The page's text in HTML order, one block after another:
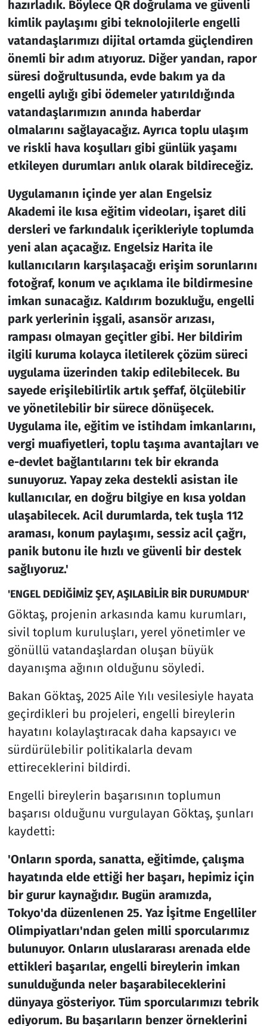
hazırladık. Böylece QR doğrulama ve güvenli
kimlik paylaşımı gibi teknolojilerle engelli
vatandaşlarımızı dijital ortamda güçlendiren
önemli bir adım atıyoruz. Diğer yandan, rapor
süresi doğrultusunda, evde bakım ya da
engelli aylığı gibi ödemeler yatırıldığında
vatandaşlarımızın anında haberdar
olmalarını sağlayacağız. Ayrıca toplu ulaşım
ve riskli hava koşulları gibi günlük yaşamı
etkileyen durumları anlık olarak bildireceğiz.
Uygulamanın içinde yer alan Engelsiz
Akademi ile kısa eğitim videoları, işaret dili
dersleri ve farkındalık içerikleriyle toplumda
yeni alan açacağız. Engelsiz Harita ile
kullanıcıların karşılaşacağı erişim sorunlarını
fotoğraf, konum ve açıklama ile bildirmesine
imkan sunacağız. Kaldırım bozukluğu, engelli
park yerlerinin işgali, asansör arızası,
rampası olmayan geçitler gibi. Her bildirim
ilgili kuruma kolayca iletilerek çözüm süreci
uygulama üzerinden takip edilebilecek. Bu
sayede erişilebilirlik artık şeffaf, ölçülebilir
ve yönetilebilir bir sürece dönüşecek.
Uygulama ile, eğitim ve istihdam imkanlarını,
vergi muafiyetleri, toplu taşıma avantajları ve
e-devlet bağlantılarını tek bir ekranda
sunuyoruz. Yapay zeka destekli asistan ile
kullanıcılar, en doğru bilgiye en kısa yoldan
ulaşabilecek. Acil durumlarda, tek tuşla 112
araması, konum paylaşımı, sessiz acil çağrı,
panik butonu ile hızlı ve güvenli bir destek
sağlıyoruz.'
'ENGEL DEDİĞİMİZ ŞEY, AŞILABİLİR BİR DURUMDUR'
Göktaş, projenin arkasında kamu kurumları,
sivil toplum kuruluşları, yerel yönetimler ve
gönüllü vatandaşlardan oluşan büyük
dayanışma ağının olduğunu söyledi.
Bakan Göktaş, 2025 Aile Yılı vesilesiyle hayata
geçirdikleri bu projeleri, engelli bireylerin
hayatını kolaylaştıracak daha kapsayıcı ve
sürdürülebilir politikalarla devam
ettireceklerini bildirdi.
Engelli bireylerin başarısının toplumun
başarısı olduğunu vurgulayan Göktaş, şunları
kaydetti:
'Onların sporda, sanatta, eğitimde, çalışma
hayatında elde ettiği her başarı, hepimiz için
bir gurur kaynağıdır. Bugün aramızda,
Tokyo'da düzenlenen 25. Yaz İşitme Engelliler
Olimpiyatları'ndan gelen milli sporcularımız
bulunuyor. Onların uluslararası arenada elde
ettikleri başarılar, engelli bireylerin imkan
sunulduğunda neler başarabileceklerini
dünyaya gösteriyor. Tüm sporcularımızı tebrik
ediyorum. Bu başarıların benzer örneklerini